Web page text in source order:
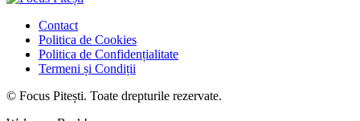
Contact
Politica de Cookies
Politica de Confidențialitate
Termeni și Condiții
© Focus Pitești. Toate drepturile rezervate.